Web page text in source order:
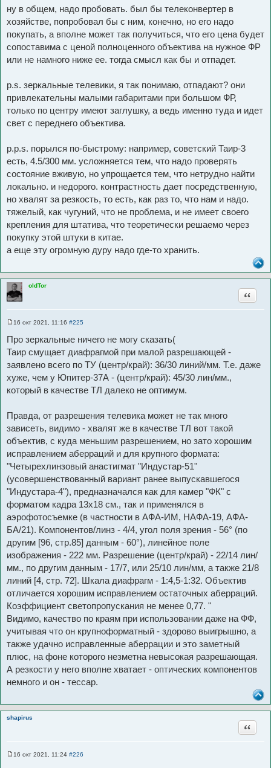
о
б
щ
е
и
ну в общем, надо пробовать. был бы телеконвертер в
хозяйстве, попробовал бы с ним, конечно, но его надо
покупать, а вполне может так получиться, что его цена будет
сопоставима с ценой полноценного объектива на нужное ФР
или не намного ниже ее. тогда смысл как бы и отпадет.
p.s. зеркальные телевики, я так понимаю, отпадают? они
привлекательны малыми габаритами при большом ФР,
только по центру имеют заглушку, а ведь именно туда и идет
свет с переднего объектива.
p.p.s. порылся по-быстрому: например, советский Таир-3
есть, 4.5/300 мм. усложняется тем, что надо проверять
состояние вживую, но упрощается тем, что нетрудно найти
локально. и недорого. контрастность дает посредственную,
но хвалят за резкость, то есть, как раз то, что нам и надо.
тяжелый, как чугуний, что не проблема, и не имеет своего
крепления для штатива, что теоретически решаемо через
покупку этой штуки в китае.
а еще эту огромную дуру надо где-то хранить.
oldTor
Цитата
о
б
щ
е
и
16 окт 2021, 11:16 #225
Про зеркальные ничего не могу сказать(
Таир смущает диафрагмой при малой разрешающей -
заявлено всего по ТУ (центр/край): 36/30 линий/мм. Т.е. даже
хуже, чем у Юпитер-37А - (центр/край): 45/30 лин/мм.,
который в качестве ТЛ далеко не оптимум.
Правда, от разрешения телевика может не так много
зависеть, видимо - хвалят же в качестве ТЛ вот такой
объектив, с куда меньшим разрешением, но зато хорошим
исправлением аберраций и для крупного формата:
"Четырехлинзовый анастигмат "Индустар-51"
(усовершенствованный вариант ранее выпускавшегося
"Индустара-4"), предназначался как для камер "ФК" с
форматом кадра 13х18 см., так и применялся в
аэрофотосъемке (в частности в АФА-ИМ, НАФА-19, АФА-
БА/21). Компонентов/линз - 4/4, угол поля зрения - 56° (по
другим [96, стр.85] данным - 60°), линейное поле
изображения - 222 мм. Разрешение (центр/край) - 22/14 лин/
мм., по другим данным - 17/7, или 25/10 лин/мм, а также 21/8
линий [4, стр. 72]. Шкала диафрагм - 1:4,5-1:32. Объектив
отличается хорошим исправлением остаточных аберраций.
Коэффициент светопропускания не менее 0,77. "
Видимо, качество по краям при использовании даже на ФФ,
учитывая что он крупноформатный - здорово выигрышно, а
также удачно исправленные аберрации и это заметный
плюс, на фоне которого незметна невысокая разрешающая.
А резкости у него вполне хватает - оптических компонентов
немного и он - тессар.
shapirus
Цитата
16 окт 2021, 11:24 #226